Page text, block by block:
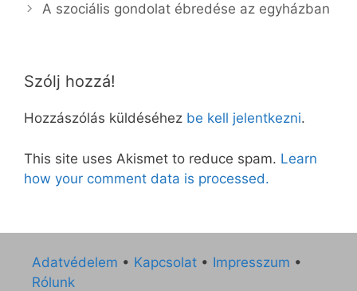
A szociális gondolat ébredése az egyházban
Szólj hozzá!
Hozzászólás küldéséhez be kell jelentkezni.
This site uses Akismet to reduce spam. Learn
how your comment data is processed.
Adatvédelem • Kapcsolat • Impresszum •
Rólunk